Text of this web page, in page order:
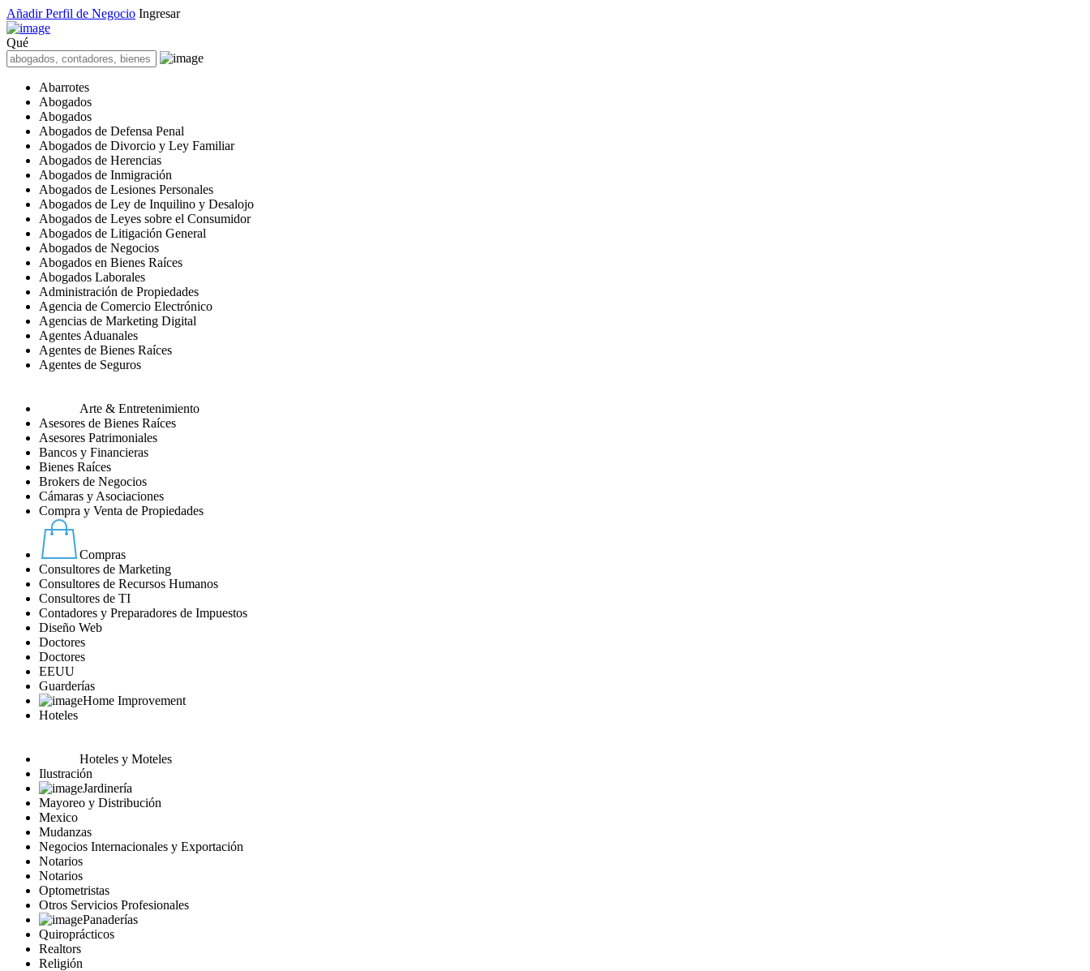
Añadir Perfil de Negocio Ingresar
Qué
Abarrotes
Abogados
Abogados
Abogados de Defensa Penal
Abogados de Divorcio y Ley Familiar
Abogados de Herencias
Abogados de Inmigración
Abogados de Lesiones Personales
Abogados de Ley de Inquilino y Desalojo
Abogados de Leyes sobre el Consumidor
Abogados de Litigación General
Abogados de Negocios
Abogados en Bienes Raíces
Abogados Laborales
Administración de Propiedades
Agencia de Comercio Electrónico
Agencias de Marketing Digital
Agentes Aduanales
Agentes de Bienes Raíces
Agentes de Seguros
Arte & Entretenimiento
Asesores de Bienes Raíces
Asesores Patrimoniales
Bancos y Financieras
Bienes Raíces
Brokers de Negocios
Cámaras y Asociaciones
Compra y Venta de Propiedades
Compras
Consultores de Marketing
Consultores de Recursos Humanos
Consultores de TI
Contadores y Preparadores de Impuestos
Diseño Web
Doctores
Doctores
EEUU
Guarderías
Home Improvement
Hoteles
Hoteles y Moteles
Ilustración
Jardinería
Mayoreo y Distribución
Mexico
Mudanzas
Negocios Internacionales y Exportación
Notarios
Notarios
Optometristas
Otros Servicios Profesionales
Panaderías
Quiroprácticos
Realtors
Religión